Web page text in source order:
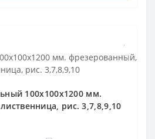
100х100х1200 мм.
рис. 3,7,8,9,10